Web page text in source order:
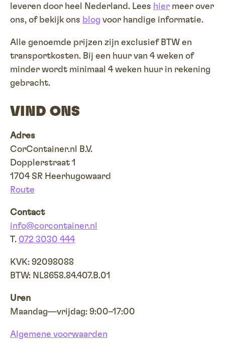
leveren door heel Nederland. Lees hier meer over
ons, of bekijk ons blog voor handige informatie.
Alle genoemde prijzen zijn exclusief BTW en
transportkosten. Bij een huur van 4 weken of
minder wordt minimaal 4 weken huur in rekening
gebracht.
VIND ONS
Adres
CorContainer.nl B.V.
Dopplerstraat 1
1704 SR Heerhugowaard
Route
Contact
info@corcontainer.nl
T. 072 3030 444
KVK: 92098088
BTW: NL8658.84.407.B.01
Uren
Maandag—vrijdag: 9:00–17:00
Algemene voorwaarden